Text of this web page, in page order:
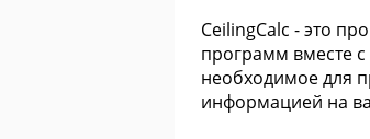
CeilingCalc - это
программ вместе
необходимое для
информацией на